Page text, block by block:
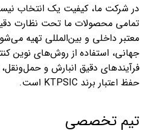
در شرکت ما، کیفیت یک انتخاب
تمامی محصولات ما تحت نظارت دقیق
معتبر داخلی و بین‌المللی تهیه
جهانی، استفاده از روش‌های نوین
فرآیندهای دقیق انبارش و
حفظ اعتبار برند KTPSIC است.
تیم تخصصی